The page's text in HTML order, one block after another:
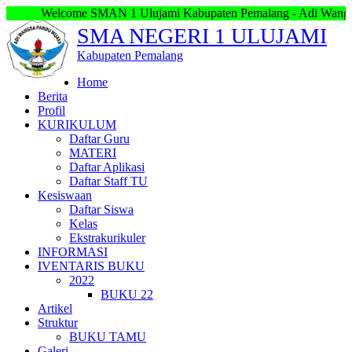
Welcome SMAN 1 Ulujami Kabupaten Pemalang - Adi Wangsa
SMA NEGERI 1 ULUJAMI
Kabupaten Pemalang
Home
Berita
Profil
KURIKULUM
Daftar Guru
MATERI
Daftar Aplikasi
Daftar Staff TU
Kesiswaan
Daftar Siswa
Kelas
Ekstrakurikuler
INFORMASI
IVENTARIS BUKU
2022
BUKU 22
Artikel
Struktur
BUKU TAMU